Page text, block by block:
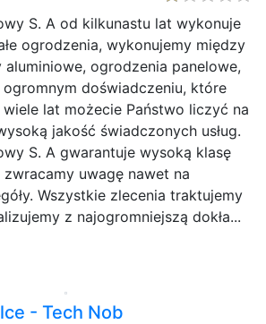
S. A od kilkunastu lat wykonuje
ogrodzenia, wykonujemy między
aluminiowe, ogrodzenia panelowe,
doświadczeniu, które
lat możecie Państwo liczyć na
jakość świadczonych usług.
S. A gwarantuje wysoką klasę
uwagę nawet na
Wszystkie zlecenia traktujemy
z najogromniejszą dokła...
- Tech Nob